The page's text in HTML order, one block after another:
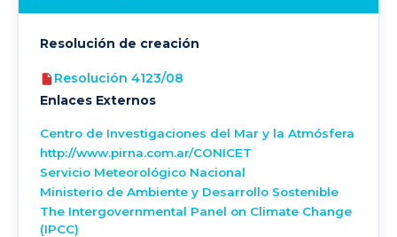
Resolución de creación
Resolución 4123/08
Enlaces Externos
Centro de Investigaciones del Mar y la Atmósfera
http://www.pirna.com.ar/CONICET
Servicio Meteorológico Nacional
Ministerio de Ambiente y Desarrollo Sostenible
The Intergovernmental Panel on Climate Change
(IPCC)